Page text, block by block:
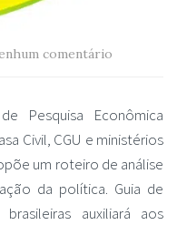
comentário
Pesquisa Econômica
Civil, CGU e ministérios
um roteiro de análise
da política. Guia de
auxiliará aos